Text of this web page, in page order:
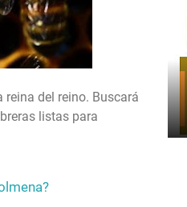
reina del reino. Buscará
listas para